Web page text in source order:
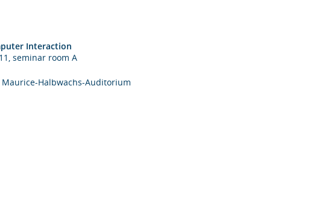
Interaction
seminar room A
Halbwachs-Auditorium